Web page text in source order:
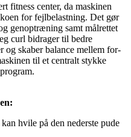
fitness center, da maskinen
for fejlbelastning. Det gør
genoptræning samt målrettet
curl bidrager til bedre
og skaber balance mellem for-
til et centralt stykke
hvile på den nederste pude